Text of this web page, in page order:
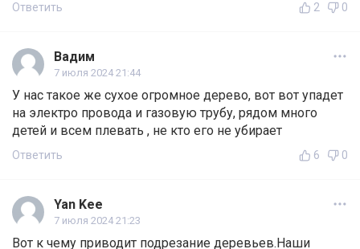
Ответить 2 0
Вадим
7 июля 2024 21:44
У нас такое же сухое огромное дерево, вот вот упадет
на электро провода и газовую трубу, рядом много
детей и всем плевать , не кто его не убирает
Ответить 6 0
Yan Keе
7 июля 2024 21:23
Вот к чему приводит подрезание деревьев.Наши